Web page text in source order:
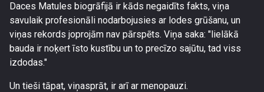
Daces Matules biogrāfijā ir kāds negaidīts fakts, viņa
savulaik profesionāli nodarbojusies ar lodes grūšanu, un
viņas rekords joprojām nav pārspēts. Viņa saka: "lielākā
bauda ir noķert īsto kustību un to precīzo sajūtu, tad viss
izdodas."
Un tieši tāpat, viņasprāt, ir arī ar menopauzi.